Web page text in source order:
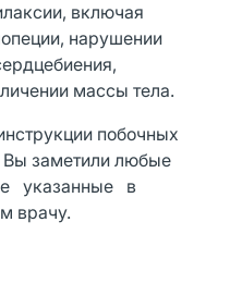
включая
нарушении
массы тела.
побочных
Вы заметили любые
указанные в
врачу.